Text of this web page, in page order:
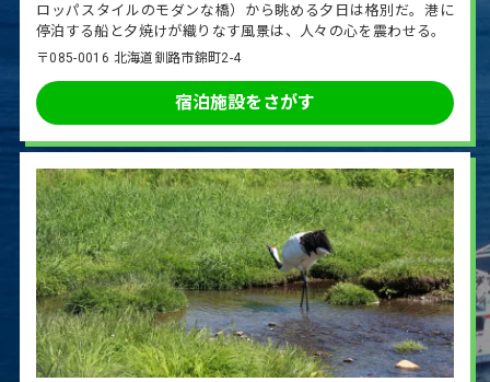
ロッパスタイルのモダンな橋）から眺める夕日は格別だ。港に
停泊する船と夕焼けが織りなす風景は、人々の心を震わせる。
〒085-0016 北海道釧路市錦町2-4
宿泊施設をさがす